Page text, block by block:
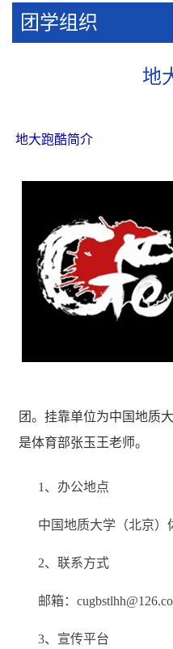
团学组织
地
地大跑酷简介
团。挂靠单位为中国地质
是体育部张玉王老师。
1、办公地点
中国地质大学（北京）
2、联系方式
邮箱：
3、宣传平台